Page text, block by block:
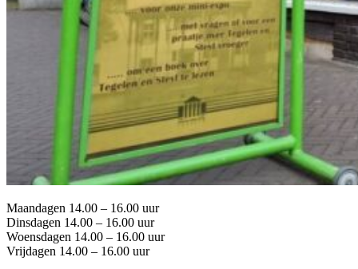
Maandagen 14.00 – 16.00 uur
Dinsdagen 14.00 – 16.00 uur
Woensdagen 14.00 – 16.00 uur
Vrijdagen 14.00 – 16.00 uur